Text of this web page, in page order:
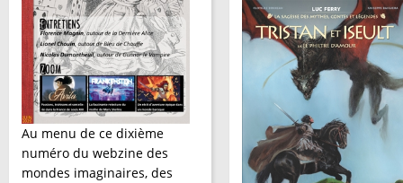
Au menu de ce dixième
numéro du webzine des
mondes imaginaires, des